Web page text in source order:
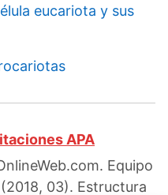
eucariota y sus
APA
Equipo
03). Estructura